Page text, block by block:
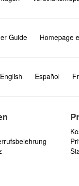
Guide Homepage
English Español